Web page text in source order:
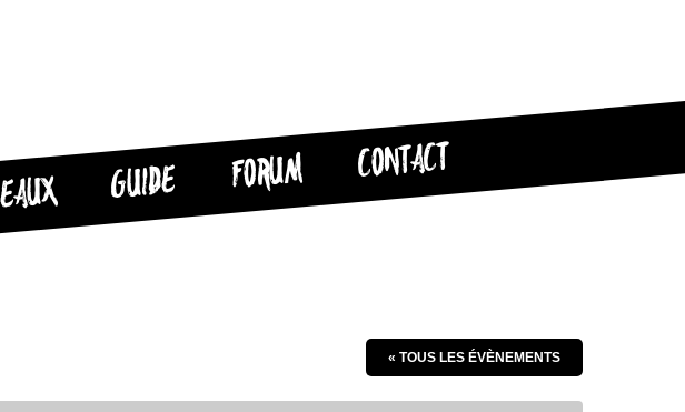
GUIDE FORUM CONTACT
« TOUS LES ÉVÈNEMENTS